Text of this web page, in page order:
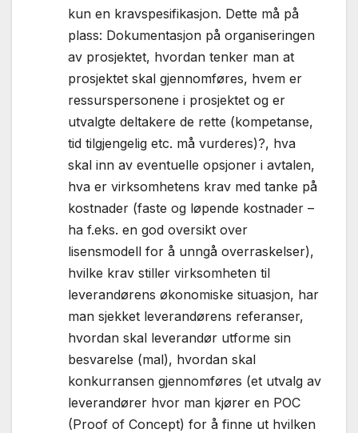
kun en kravspesifikasjon. Dette må på
plass: Dokumentasjon på organiseringen
av prosjektet, hvordan tenker man at
prosjektet skal gjennomføres, hvem er
ressurspersonene i prosjektet og er
utvalgte deltakere de rette (kompetanse,
tid tilgjengelig etc. må vurderes)?, hva
skal inn av eventuelle opsjoner i avtalen,
hva er virksomhetens krav med tanke på
kostnader (faste og løpende kostnader –
ha f.eks. en god oversikt over
lisensmodell for å unngå overraskelser),
hvilke krav stiller virksomheten til
leverandørens økonomiske situasjon, har
man sjekket leverandørens referanser,
hvordan skal leverandør utforme sin
besvarelse (mal), hvordan skal
konkurransen gjennomføres (et utvalg av
leverandører hvor man kjører en POC
(Proof of Concept) for å finne ut hvilken